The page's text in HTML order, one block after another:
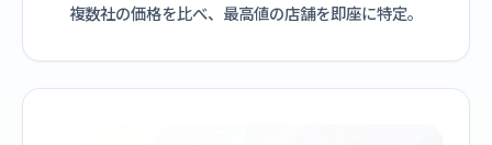
複数社の価格を比べ、最高値の店舗を即座に特定。